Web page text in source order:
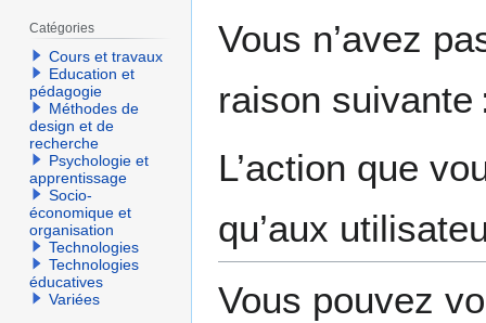
à
navigation
à
recherche
Vous n’avez
raison suivante
L’action que
qu’aux
Vous pouvez
Catégories
Cours et travaux
Education et
pédagogie
Méthodes de
design et de
recherche
Psychologie et
apprentissage
Socio-
économique et
organisation
Technologies
Technologies
éducatives
Variées